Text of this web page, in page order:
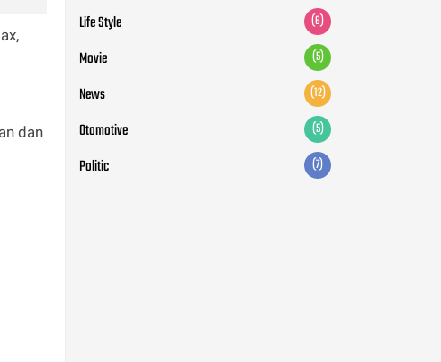
dan
Life Style (6)
Movie (5)
News (12)
Otomotive (5)
Politic (7)